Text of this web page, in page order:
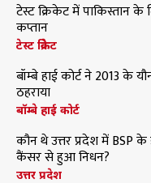
टेस्ट क्रिकेट में पाकिस्तान
कप्तान
टेस्ट क्रिकेट
बॉम्बे हाई कोर्ट ने 2013 के
ठहराया
बॉम्बे हाई कोर्ट
कौन थे उत्तर प्रदेश में BSP
कैंसर से हुआ निधन?
उत्तर प्रदेश